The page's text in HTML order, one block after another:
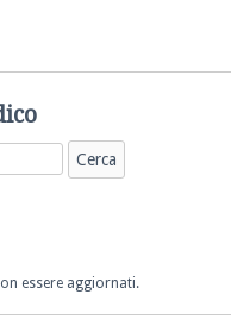
essere aggiornati.